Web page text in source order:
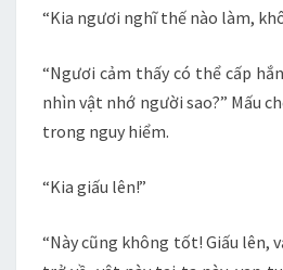
“Kia ngươi nghĩ thế nào làm,
“Ngươi cảm thấy có thể cấp
nhìn vật nhớ người sao?” Mấu
trong nguy hiểm.
“Kia giấu lên!”
“Này cũng không tốt! Giấu lên,